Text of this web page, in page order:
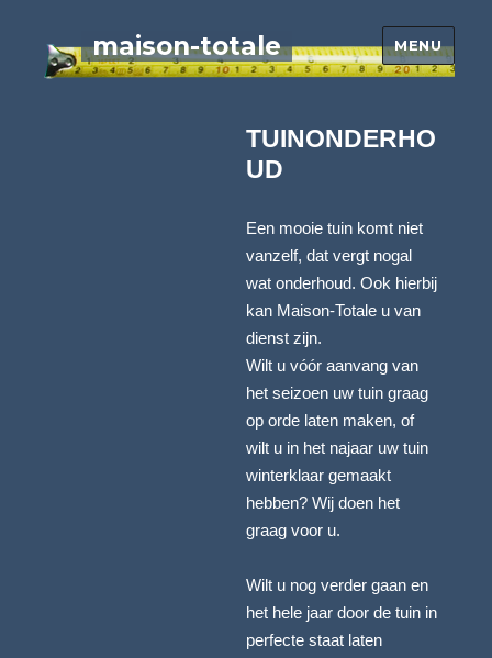
maison-totale MENU
TUINONDERHO
UD
Een mooie tuin komt niet
vanzelf, dat vergt nogal
wat onderhoud. Ook hierbij
kan Maison-Totale u van
dienst zijn.
Wilt u vóór aanvang van
het seizoen uw tuin graag
op orde laten maken, of
wilt u in het najaar uw tuin
winterklaar gemaakt
hebben? Wij doen het
graag voor u.
Wilt u nog verder gaan en
het hele jaar door de tuin in
perfecte staat laten